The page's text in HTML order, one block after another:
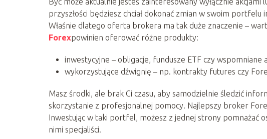
przyszłości będziesz chciał dokonać zmian w swoim
Właśnie dlatego oferta brokera ma tak duże znaczenie –
Forexpowinien oferować różne produkty:
inwestycyjne – obligacje, fundusze ETF czy wspomniane
wykorzystujące dźwignię – np. kontrakty futures czy
Masz środki, ale brak Ci czasu, aby samodzielnie śledzić
skorzystanie z profesjonalnej pomocy. Najlepszy broker
Inwestując w taki portfel, możesz z jednej strony pomnażać
nimi specjaliści.